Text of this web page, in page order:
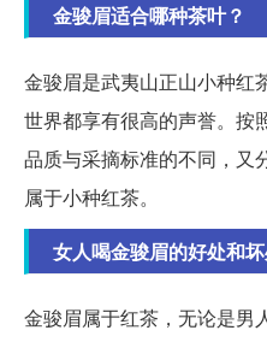
金骏眉适合哪种茶叶？
金骏眉是武夷山正山小种红
世界都享有很高的声誉。按
品质与采摘标准的不同，又
属于小种红茶。
女人喝金骏眉的好处和坏
金骏眉属于红茶，无论是男